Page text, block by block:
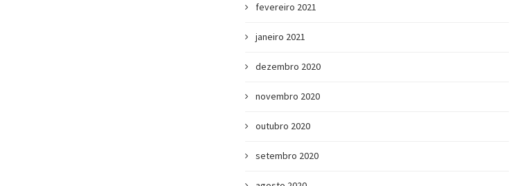
fevereiro 2021
janeiro 2021
dezembro 2020
novembro 2020
outubro 2020
setembro 2020